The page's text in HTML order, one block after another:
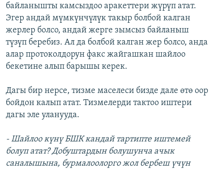
байланышты камсыздоо аракеттери жүрүп атат.
Эгер андай мүмкүнчүлүк такыр болбой калган
жерлер болсо, андай жерге зымсыз байланыш
түзүп беребиз. Ал да болбой калган жер болсо, анда
алар протоколдорун факс жайгашкан шайлоо
бекетине алып барышы керек.
Дагы бир нерсе, тизме маселеси бизде дале өтө оор
бойдон калып атат. Тизмелерди тактоо иштери
дагы эле уланууда.
- Шайлоо күнү БШК кандай тартипте иштемей
болуп атат? Добуштардын болушунча ачык
саналышына, бурмалоолорго жол бербеш үчүн